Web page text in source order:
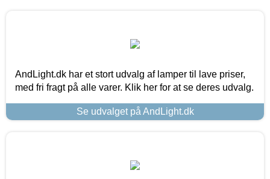
AndLight.dk har et stort udvalg af lamper til lave priser,
med fri fragt på alle varer. Klik her for at se deres udvalg.
Se udvalget på AndLight.dk